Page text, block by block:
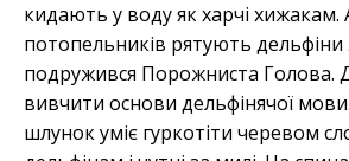
кидають у воду як харчі хижакам.
потопельників рятують
подружився Порожниста Голова.
вивчити основи дельфінячої
шлунок уміє гуркотіти черевом